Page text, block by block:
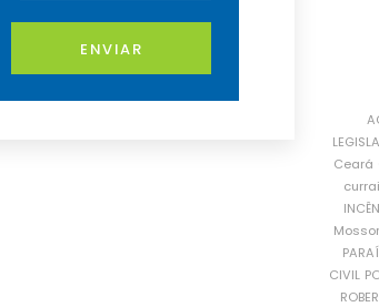
ENVIAR
Ceará
CIVIL